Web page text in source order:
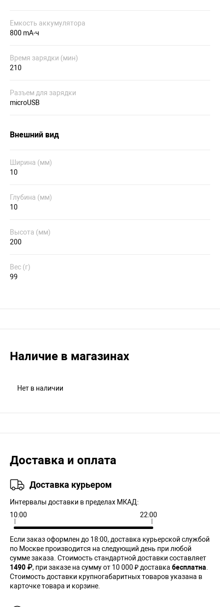
Емкость аккумулятора
800 mA-ч
Время зарядки (мин)
210
Разъем для зарядки
microUSB
Внешний вид
Ширина (мм)
10
Глубина (мм)
10
Высота (мм)
200
Вес (г)
99
Наличие в магазинах
Нет в наличии
Доставка и оплата
Доставка курьером
Интервалы доставки в пределах МКАД:
10:00
22:00
Если заказ оформлен до 18:00, доставка курьерской службой
по Москве производится на следующий день при любой
сумме заказа. Cтоимость стандартной доставки составляет
1490 ₽, при заказе на сумму от 10 000 ₽ доставка бесплатна
Стоимость доставки крупногабаритных товаров указана в
карточке товара и корзине.